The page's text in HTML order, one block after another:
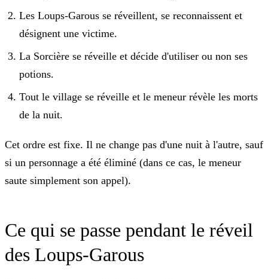
Les Loups-Garous se réveillent, se reconnaissent et
désignent une victime.
La Sorcière se réveille et décide d'utiliser ou non ses
potions.
Tout le village se réveille et le meneur révèle les morts
de la nuit.
Cet ordre est fixe. Il ne change pas d'une nuit à l'autre, sauf
si un personnage a été éliminé (dans ce cas, le meneur
saute simplement son appel).
Ce qui se passe pendant le réveil
des Loups-Garous